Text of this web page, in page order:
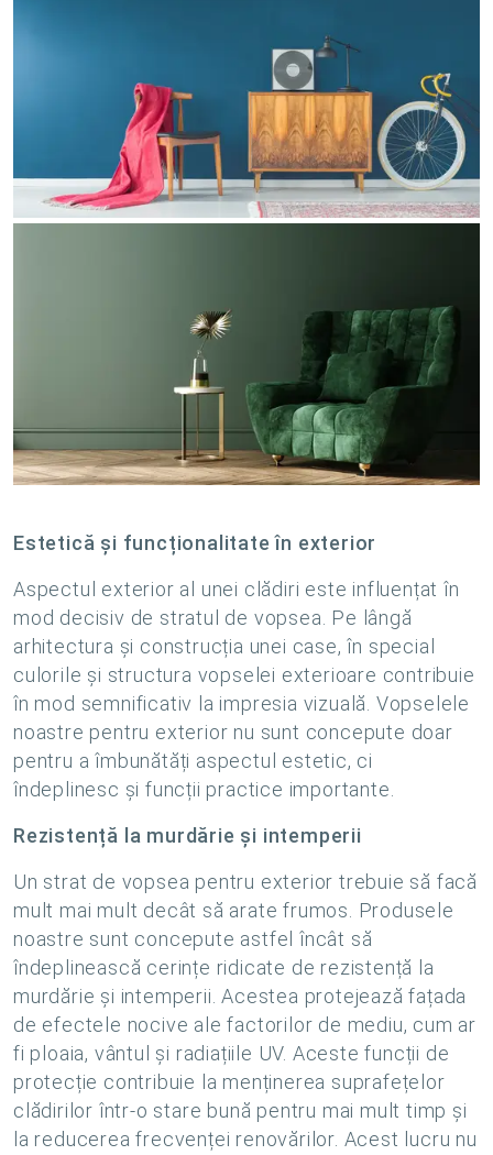
Estetică și funcționalitate în exterior
Aspectul exterior al unei clădiri este influențat în
mod decisiv de stratul de vopsea. Pe lângă
arhitectura și construcția unei case, în special
culorile și structura vopselei exterioare contribuie
în mod semnificativ la impresia vizuală. Vopselele
noastre pentru exterior nu sunt concepute doar
pentru a îmbunătăți aspectul estetic, ci
îndeplinesc și funcții practice importante.
Rezistență la murdărie și intemperii
Un strat de vopsea pentru exterior trebuie să facă
mult mai mult decât să arate frumos. Produsele
noastre sunt concepute astfel încât să
îndeplinească cerințe ridicate de rezistență la
murdărie și intemperii. Acestea protejează fațada
de efectele nocive ale factorilor de mediu, cum ar
fi ploaia, vântul și radiațiile UV. Aceste funcții de
protecție contribuie la menținerea suprafețelor
clădirilor într-o stare bună pentru mai mult timp și
la reducerea frecvenței renovărilor. Acest lucru nu